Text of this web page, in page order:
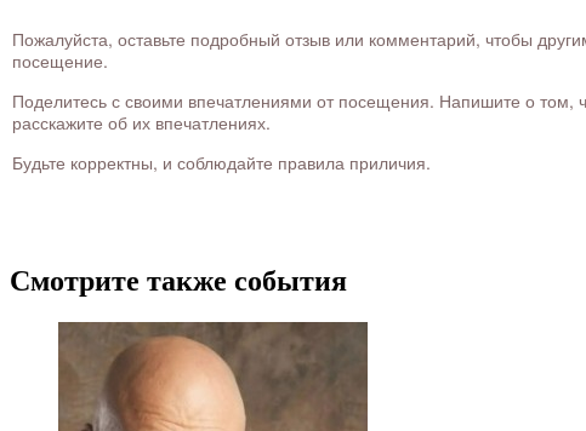
Пожалуйста, оставьте подробный отзыв или комментарий, чтобы
посещение.
Поделитесь с своими впечатлениями от посещения. Напишите о том,
расскажите об их впечатлениях.
Будьте корректны, и соблюдайте правила приличия.
Смотрите также события